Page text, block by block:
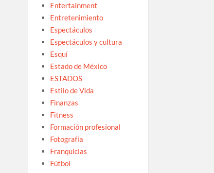
Entertainment
Entretenimiento
Espectáculos
Espectáculos y cultura
Esquí
Estado de México
ESTADOS
Estilo de Vida
Finanzas
Fitness
Formación profesional
Fotografía
Franquicias
Fútbol